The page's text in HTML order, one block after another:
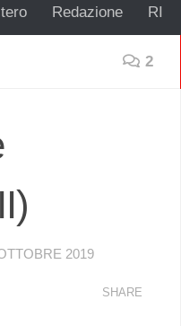
Redazione RI
2
2019
SHARE